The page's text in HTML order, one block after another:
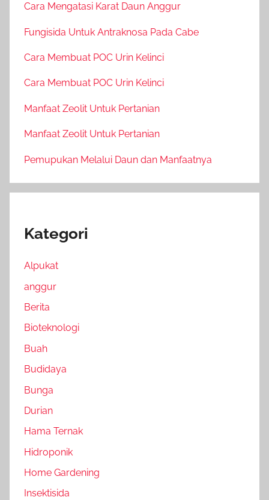
Cara Mengatasi Karat Daun Anggur
Fungisida Untuk Antraknosa Pada Cabe
Cara Membuat POC Urin Kelinci
Cara Membuat POC Urin Kelinci
Manfaat Zeolit Untuk Pertanian
Manfaat Zeolit Untuk Pertanian
Pemupukan Melalui Daun dan Manfaatnya
Kategori
Alpukat
anggur
Berita
Bioteknologi
Buah
Budidaya
Bunga
Durian
Hama Ternak
Hidroponik
Home Gardening
Insektisida